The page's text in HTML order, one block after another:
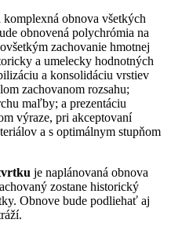
komplexná obnova všetkých
obnovená polychrómia na
zachovanie hmotnej
a umelecky hodnotných
a konsolidáciu vrstiev
zachovanom rozsahu;
maľby; a prezentáciu
výraze, pri akceptovaní
a s optimálnym stupňom
je naplánovaná obnova
zostane historický
Obnove bude podliehať aj